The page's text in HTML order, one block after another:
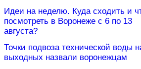
Идеи на неделю. Куда сходить и
посмотреть в Воронеже с 6 по 13
августа?
Точки подвоза технической воды
выходных назвали воронежцам